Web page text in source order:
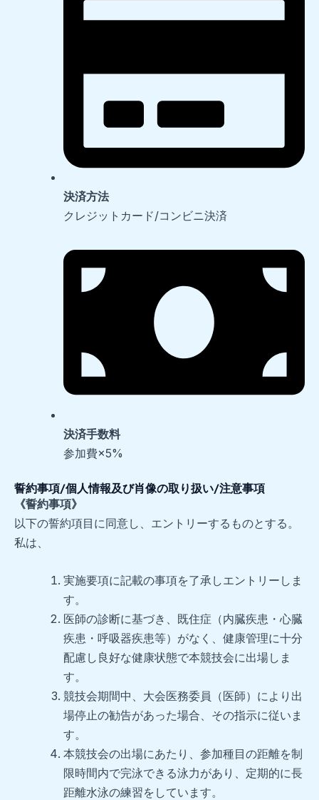
決済方法
クレジットカード/コンビニ決済
決済手数料
参加費×5%
誓約事項/個人情報及び肖像の取り扱い/注意事項
《誓約事項》
以下の誓約項目に同意し、エントリーするものとする。
私は、
実施要項に記載の事項を了承しエントリーしま
す。
医師の診断に基づき、既住症（内臓疾患・心臓
疾患・呼吸器疾患等）がなく、健康管理に十分
配慮し良好な健康状態で本競技会に出場しま
す。
競技会期間中、大会医務委員（医師）により出
場停止の勧告があった場合、その指示に従いま
す。
本競技会の出場にあたり、参加種目の距離を制
限時間内で完泳できる泳力があり、定期的に長
距離水泳の練習をしています。